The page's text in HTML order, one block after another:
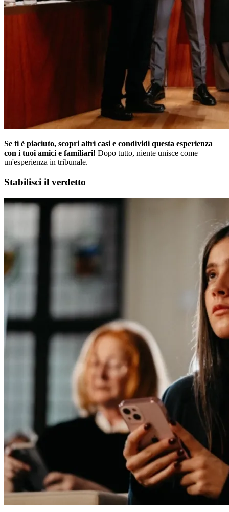
Se ti è piaciuto, scopri altri casi e condividi questa esperienza
con i tuoi amici e familiari! Dopo tutto, niente unisce come
un'esperienza in tribunale.
Stabilisci il verdetto